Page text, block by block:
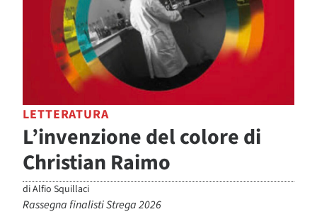
LETTERATURA
L’invenzione del colore di
Christian Raimo
diAlfio Squillaci
Rassegna finalisti Strega 2026